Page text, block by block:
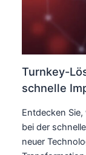
Turnkey-
schnelle
Entdecken
bei der
neuer